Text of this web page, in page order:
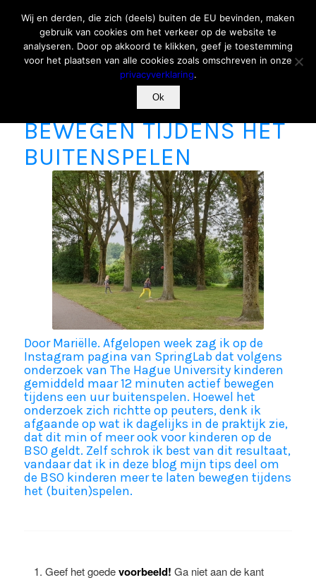
7 TIPS OM MEER TE
BEWEGEN TIJDENS HET
BUITENSPELEN
Door Mariëlle. Afgelopen week zag ik op de
Instagram pagina van SpringLab dat volgens
onderzoek van The Hague University kinderen
gemiddeld maar 12 minuten actief bewegen
tijdens een uur buitenspelen. Hoewel het
onderzoek zich richtte op peuters, denk ik
afgaande op wat ik dagelijks in de praktijk zie,
dat dit min of meer ook voor kinderen op de
BSO geldt. Zelf schrok ik best van dit resultaat,
vandaar dat ik in deze blog mijn tips deel om
de BSO kinderen meer te laten bewegen tijdens
het (buiten)spelen.
Geef het goedevoorbeeld! Ga niet aan de kant
Wij en derden, die zich (deels) buiten de EU bevinden, maken
gebruik van cookies om het verkeer op de website te
analyseren. Door op akkoord te klikken, geef je toestemming
voor het plaatsen van alle cookies zoals omschreven in onze
privacyverklaring.
Ok